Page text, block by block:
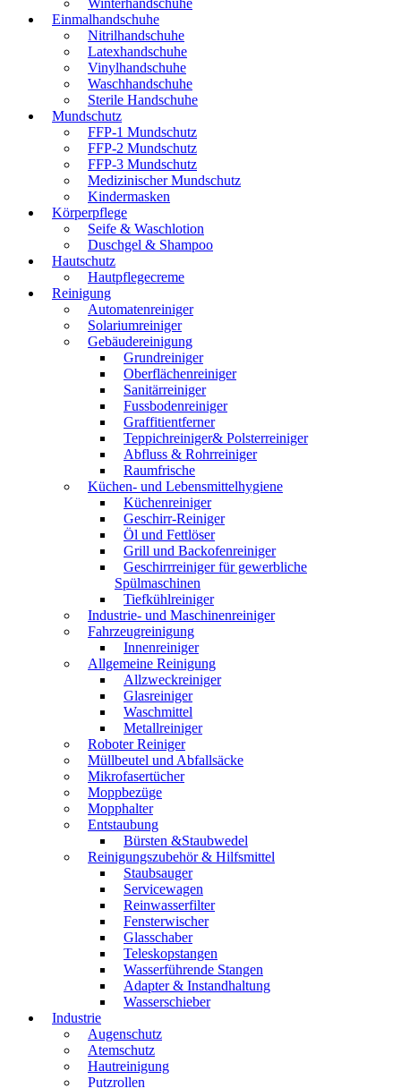
Winterhandschuhe
Einmalhandschuhe
Nitrilhandschuhe
Latexhandschuhe
Vinylhandschuhe
Waschhandschuhe
Sterile Handschuhe
Mundschutz
FFP-1 Mundschutz
FFP-2 Mundschutz
FFP-3 Mundschutz
Medizinischer Mundschutz
Kindermasken
Körperpflege
Seife & Waschlotion
Duschgel & Shampoo
Hautschutz
Hautpflegecreme
Reinigung
Automatenreiniger
Solariumreiniger
Gebäudereinigung
Grundreiniger
Oberflächenreiniger
Sanitärreiniger
Fussbodenreiniger
Graffitientferner
Teppichreiniger& Polsterreiniger
Abfluss & Rohrreiniger
Raumfrische
Küchen- und Lebensmittelhygiene
Küchenreiniger
Geschirr-Reiniger
Öl und Fettlöser
Grill und Backofenreiniger
Geschirrreiniger für gewerbliche
Spülmaschinen
Tiefkühlreiniger
Industrie- und Maschinenreiniger
Fahrzeugreinigung
Innenreiniger
Allgemeine Reinigung
Allzweckreiniger
Glasreiniger
Waschmittel
Metallreiniger
Roboter Reiniger
Müllbeutel und Abfallsäcke
Mikrofasertücher
Moppbezüge
Mopphalter
Entstaubung
Bürsten &Staubwedel
Reinigungszubehör & Hilfsmittel
Staubsauger
Servicewagen
Reinwasserfilter
Fensterwischer
Glasschaber
Teleskopstangen
Wasserführende Stangen
Adapter & Instandhaltung
Wasserschieber
Industrie
Augenschutz
Atemschutz
Hautreinigung
Putzrollen